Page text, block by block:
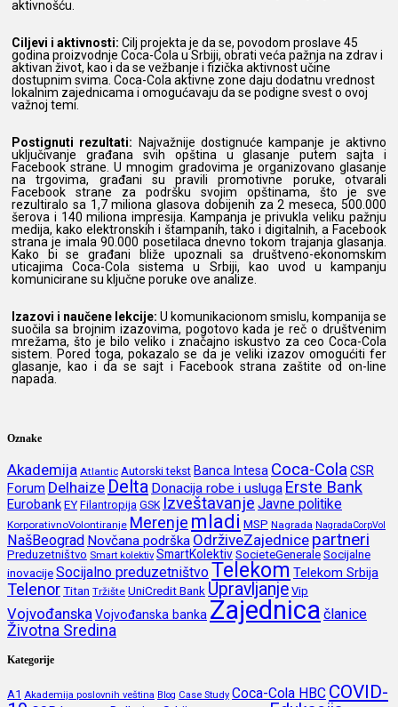
aktivnošću.
Ciljevi i aktivnosti: Cilj projekta je da se, povodom proslave 45
godina proizvodnje Coca-Cola u Srbiji, obrati veća pažnja na zdrav i
aktivan život, kao i da se vežbanje i fizička aktivnost učine
dostupnim svima. Coca-Cola aktivne zone daju dodatnu vrednost
lokalnim zajednicama i omogućavaju da se podigne svest o ovoj
važnoj temi.
Postignuti rezultati:
Najvažnije dostignuće kampanje je aktivno
uključivanje građana svih opština u glasanje putem sajta i
Facebook strane. U mnogim gradovima je organizovano glasanje
na trgovima, građani su pravili promotivne poruke, otvarali
Facebook strane za podršku svojim opštinama, što je sve
rezultiralo sa 1,7 miliona glasova dobijenih za 2 meseca, 500.000
šerova i 140 miliona impresija. Kampanja je privukla veliku pažnju
medija, kako elektronskih i štampanih, tako i digitalnih, a Facebook
strana je imala 90.000 posetilaca dnevno tokom trajanja glasanja.
Kako bi se građani bliže upoznali sa društveno-ekonomskim
uticajima Coca-Cola sistema u Srbiji, kao uvod u kampanju
komunicirane su ključne poruke ove analize.
Izazovi i naučene lekcije: U komunikacionom smislu, kompanija se
suočila sa brojnim izazovima, pogotovo kada je reč o društvenim
mrežama, što je bilo veliko i značajno iskustvo za ceo Coca-Cola
sistem. Pored toga, pokazalo se da je veliki izazov omogućiti fer
glasanje, kao i da se sajt i Facebook strana zaštite od on-line
napada.
Oznake
Akademija Atlantic Autorski tekst Banca Intesa Coca-Cola CSR
Forum Delhaize Delta Donacija robe i usluga Erste Bank
EurobankEY Filantropija GSK Izveštavanje Javne politike
KorporativnoVolontiranje Merenje mladi MSP Nagrada NagradaCorpVol
NašBeograd Novčana podrška OdrživeZajednice partneri
Preduzetništvo Smart kolektiv SmartKolektivSocieteGeneraleSocijalne
inovacijeSocijalno preduzetništvoTelekom Telekom Srbija
TelenorTitan Tržište UniCredit Bank Upravljanje Vip
Vojvođanska Vojvođanska banka Zajednica članice
Životna Sredina
Kategorije
A1 Akademija poslovnih veština Blog Case Study Coca-Cola HBC COVID-